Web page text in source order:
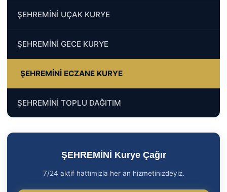
ŞEHREMİNİ UÇAK KURYE
ŞEHREMİNİ GECE KURYE
ŞEHREMİNİ ECZANE KURYE
ŞEHREMİNİ TOPLU DAĞITIM
ŞEHREMİNİ Kurye Çağır
7/24 aktif hattımızla her an hizmetinizdeyiz.